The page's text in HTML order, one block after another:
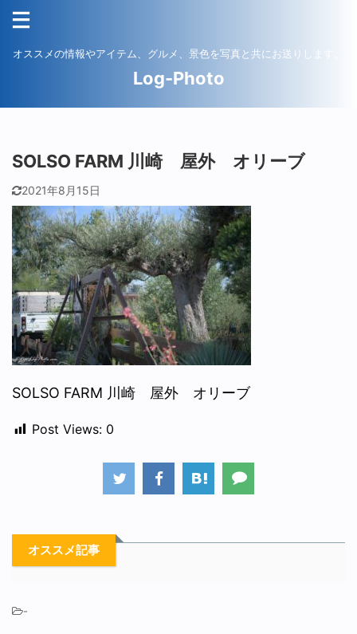
オススメの情報やアイテム、グルメ、景色を写真と共にお送りします。
Log-Photo
SOLSO FARM 川崎 屋外 オリーブ
2021年8月15日
SOLSO FARM 川崎 屋外 オリーブ
Post Views: 0
オススメ記事
-